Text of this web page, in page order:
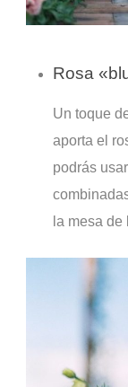
Rosa
Un toque
aporta el
podrás
la mesa